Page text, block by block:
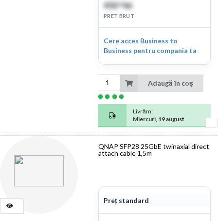
450 lei
PRET BRUT
Cere acces Business to
Business pentru compania ta
Adaugă în coș
Livrăm:
Miercuri, 19 august
QNAP SFP28 25GbE twinaxial direct
attach cable 1,5m
Preț standard